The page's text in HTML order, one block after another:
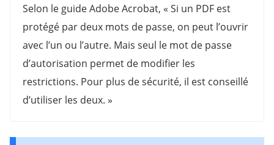
Selon le guide Adobe Acrobat, « Si un PDF est
protégé par deux mots de passe, on peut l’ouvrir
avec l’un ou l’autre. Mais seul le mot de passe
d’autorisation permet de modifier les
restrictions. Pour plus de sécurité, il est conseillé
d’utiliser les deux. »